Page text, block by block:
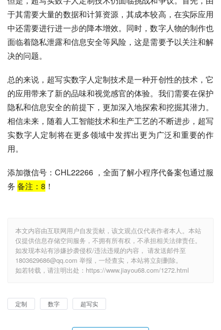
于其需要大量的数据和计算资源，其成本较高，在实际应用
中还需要进行进一步的降本增效。同时，数字人物的制作也
面临着隐私泄露和信息安全等风险，这是需要予以关注和解
决的问题。
总的来说，超写实数字人定制技术是一种开创性的技术，它
的应用带来了新的品味和视觉感官的体验。我们需要在保护
隐私和信息安全的前提下，更加深入地探索和挖掘其潜力。
相信未来，随着人工智能技术和生产工艺的不断进步，超写
实数字人定制将在更多领域中发挥出更为广泛和重要的作
用。
添加微信号：CHL22266 ，全面了解小程序代备案包通过服
务 备注： 8 ！
本文内容由互联网用户自发贡献，该文观点仅代表作者本人。本站
仅提供信息存储空间服务，不拥有所有权，不承担相关法律责任。
如发现本站有涉嫌抄袭侵权/违法违规的内容， 请发送邮件至
1803629686@qq.com 举报，一经查实，本站将立刻删除。
如若转载，请注明出处：https://www.jiayou68.com/1272.html
定制 数字 超写实